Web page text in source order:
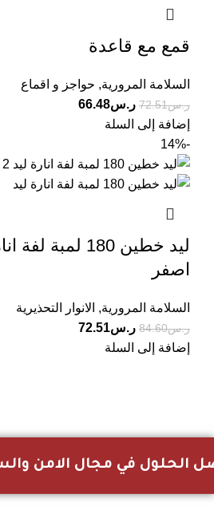
قمع مع قاعدة
السلامة المرورية, حواجز و اقماع
ر.س72.51 ر.س66.48
إضافة إلى السلة
-14%
ليد خطين 180
اصفر
السلامة المرورية, الانوار التحذيرية
ر.س84.60 ر.س72.51
إضافة إلى السلة
الحلول في مجال الامن